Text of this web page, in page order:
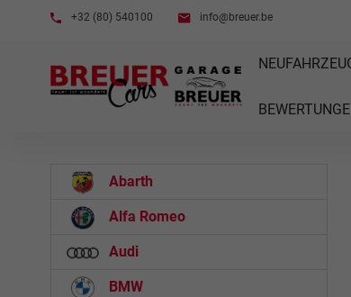
+32 (80) 540100 info@breuer.be
Abarth
Alfa Romeo
Audi
BMW